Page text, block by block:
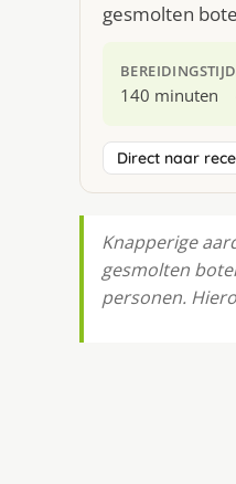
gesmolten
BEREIDINGSTIJD
140 minuten
Direct naar
Knapperige
gesmolten
personen.